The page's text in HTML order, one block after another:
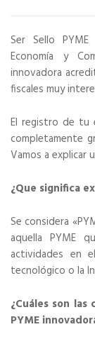
Ser Sello
Economía y
innovadora
fiscales muy
El registro de tu
completamente
Vamos a explicar
¿Que significa
Se considera
aquella PYME
actividades en
tecnológico o la
¿Cuáles son
PYME